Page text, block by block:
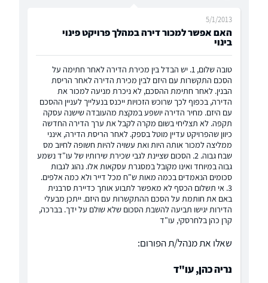
האם אפשר למכור דירה במהלך פרויקט פינוי
בינוי
5/1/2013
טובה שלום, 1. יש הבדל בין מכירת הדירה לאחר חתימה על
הסכם התקשרות עם היזם לבין מכירת הדירה לאחר הריסת
הבנין. לאחר חתימת ההסכם, לא ניכרת מניעה למכור את
הדירה, בכפוף לכך שרוכש הזכויות ייכנס בנעלייך לעניין ההסכם
עם היזם. מחיר הדירה יושפע במקצת מהעובדה שישנה עסקה
תקפה. לא תצליחי בשום מקרה לקבל את ערך הדירה החדשה
כיוון שהפרויקט עדיין מוטל בספק. לאחר הריסת הדירה, אינני
ממליצה למכור אותה היות ואת עשויה להיות חשופה לחיוב מס
שבח גבוה. 2. הסכום שציינת לגבי שכירת שירותיו של עו"ד נשמע
גבוה במיוחד ואינו מקובל במסגרת עסקאות אלו. נהוג לגבות
סכומים הנאמדים בכמה מאות ש"ח מכל דייר ולא כמה אלפים.
3. אי תשלום הכסף לא מאפשר לתבוע אותך כדיירת סרבנית
באם את חותמת על הסכם ההתקשרות עם היזם. ייתכן מבעלי
הדירות יגישו תביעה להשבת הסכום שלא שולם על ידך. בברכה,
קרן כהן בלחרסקי, עו"ד
שאלו את מנהל/ת הפורום:
נריה כהן, עו"ד